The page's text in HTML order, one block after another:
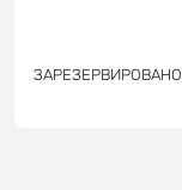
ЗАРЕЗЕРВИРОВАНО